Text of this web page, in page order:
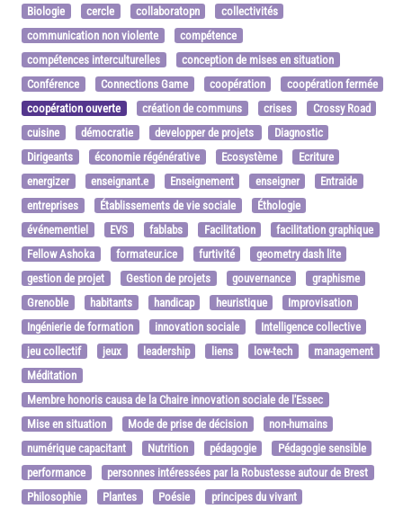
Biologie
cercle collaboratopn
collectivités
communication non violente
compétence
compétences interculturelles
conception de mises en situation
Conférence
Connections Game coopération
coopération fermée
coopération ouverte
création de communs crises
Crossy Road
cuisine
démocratie developper de projets
Diagnostic
Dirigeants
économie régénérative Ecosystème
Ecriture
energizer
enseignant.e Enseignement enseigner
Entraide
entreprises
Établissements de vie sociale
Éthologie
événementiel
EVS fablabs Facilitation
facilitation graphique
Fellow Ashoka
formateur.ice furtivité
geometry dash lite
gestion de projet
Gestion de projets gouvernance
graphisme
Grenoble
habitants handicap heuristique
Improvisation
Ingénierie de formation
innovation sociale
Intelligence collective
jeu collectif
jeux leadership liens low-tech
management
Méditation
Membre honoris causa de la Chaire innovation sociale de l'Essec
Mise en situation
Mode de prise de décision
non-humains
numérique capacitant
Nutrition pédagogie
Pédagogie sensible
performance
personnes intéressées par la Robustesse autour de Brest
Philosophie
Plantes Poésie
principes du vivant